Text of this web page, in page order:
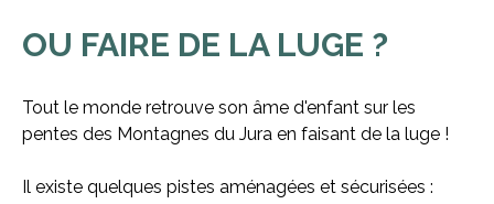
OU FAIRE DE LA LUGE ?
Tout le monde retrouve son âme d'enfant sur les
pentes des Montagnes du Jura en faisant de la luge !
Il existe quelques pistes aménagées et sécurisées :